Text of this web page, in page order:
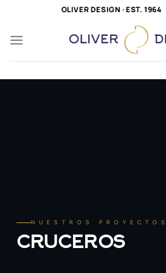
contenido
OLIVER DESIGN · EST. 1964
NUESTROS PROYECTOS
CRUCEROS